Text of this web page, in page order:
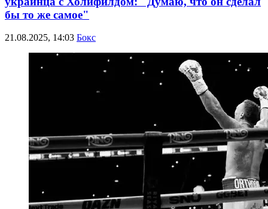
бы то же самое"
21.08.2025, 14:03 Бокс